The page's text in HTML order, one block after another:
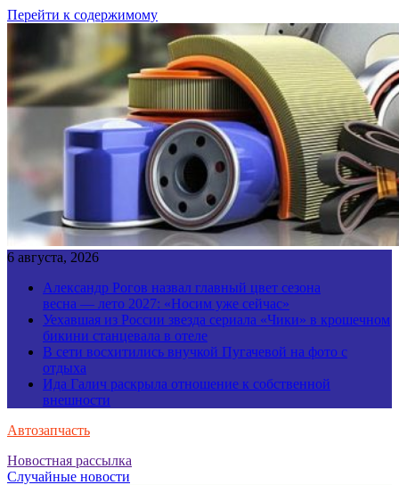
Перейти к содержимому
6 августа, 2026
Александр Рогов назвал главный цвет сезона
весна — лето 2027: «Носим уже сейчас»
Уехавшая из России звезда сериала «Чики» в крошечном
бикини станцевала в отеле
В сети восхитились внучкой Пугачевой на фото с
отдыха
Ида Галич раскрыла отношение к собственной
внешности
Автозапчасть
Новостная рассылка
Случайные новости